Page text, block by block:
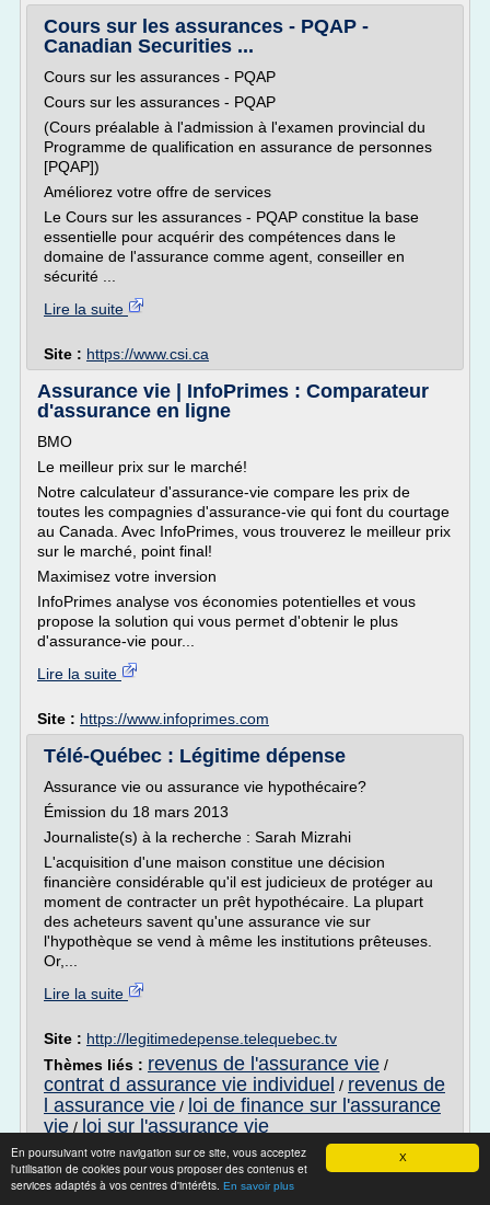
X
En poursuivant votre navigation sur ce site, vous acceptez
l'utilisation de cookies pour vous proposer des contenus et
services adaptés à vos centres d'intérêts. En savoir plus
Cours sur les assurances - PQAP -
Canadian Securities ...
Cours sur les assurances - PQAP
Cours sur les assurances - PQAP
(Cours préalable à l'admission à l'examen provincial du
Programme de qualification en assurance de personnes
[PQAP])
Améliorez votre offre de services
Le Cours sur les assurances - PQAP constitue la base
essentielle pour acquérir des compétences dans le
domaine de l'assurance comme agent, conseiller en
sécurité ...
Lire la suite
Site : https://www.csi.ca
Assurance vie | InfoPrimes : Comparateur
d'assurance en ligne
BMO
Le meilleur prix sur le marché!
Notre calculateur d'assurance-vie compare les prix de
toutes les compagnies d'assurance-vie qui font du courtage
au Canada. Avec InfoPrimes, vous trouverez le meilleur prix
sur le marché, point final!
Maximisez votre inversion
InfoPrimes analyse vos économies potentielles et vous
propose la solution qui vous permet d'obtenir le plus
d'assurance-vie pour...
Lire la suite
Site : https://www.infoprimes.com
Télé-Québec : Légitime dépense
Assurance vie ou assurance vie hypothécaire?
Émission du 18 mars 2013
Journaliste(s) à la recherche : Sarah Mizrahi
L'acquisition d'une maison constitue une décision
financière considérable qu'il est judicieux de protéger au
moment de contracter un prêt hypothécaire. La plupart
des acheteurs savent qu'une assurance vie sur
l'hypothèque se vend à même les institutions prêteuses.
Or,...
Lire la suite
Site : http://legitimedepense.telequebec.tv
Thèmes liés : revenus de l'assurance vie /
contrat d assurance vie individuel / revenus de
l assurance vie / loi de finance sur l'assurance
vie / loi sur l'assurance vie
infoassurance - Transport rémunéré de
personnes